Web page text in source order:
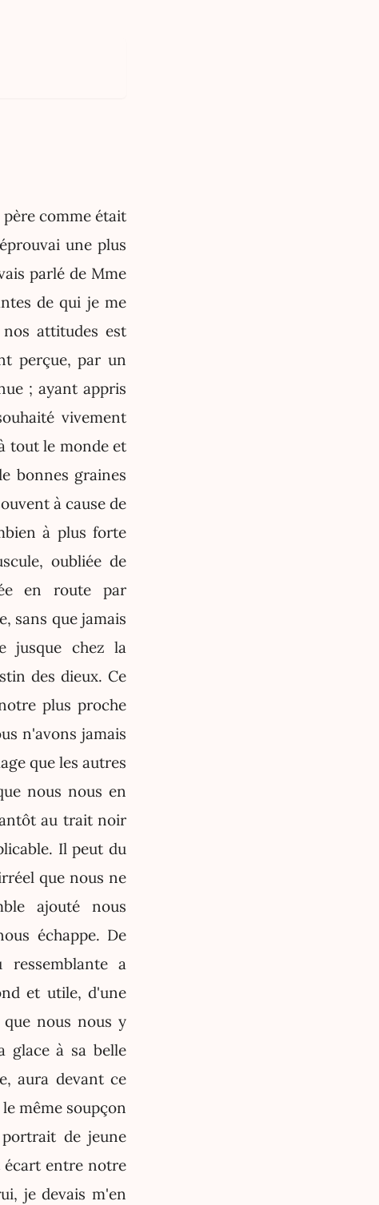
comme était
une plus
parlé de Mme
de qui je me
attitudes est
perçue, par un
; ayant appris
vivement
tout le monde et
bonnes graines
à cause de
à plus forte
oubliée de
en route par
sans que jamais
jusque chez la
des dieux. Ce
plus proche
n'avons jamais
que les autres
nous nous en
au trait noir
Il peut du
que nous ne
ajouté nous
échappe. De
a
et utile, d'une
nous nous y
glace à sa belle
aura devant ce
même soupçon
de jeune
écart entre notre
je devais m'en